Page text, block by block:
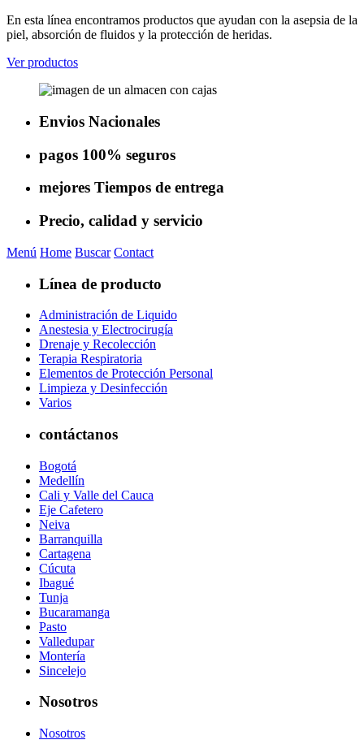
En esta línea encontramos productos que ayudan con la asepsia de la
piel, absorción de fluidos y la protección de heridas.
Ver productos
Envios Nacionales
pagos 100% seguros
mejores Tiempos de entrega
Precio, calidad y servicio
Menú Home Buscar Contact
Línea de producto
Administración de Liquido
Anestesia y Electrocirugía
Drenaje y Recolección
Terapia Respiratoria
Elementos de Protección Personal
Limpieza y Desinfección
Varios
contáctanos
Bogotá
Medellín
Cali y Valle del Cauca
Eje Cafetero
Neiva
Barranquilla
Cartagena
Cúcuta
Ibagué
Tunja
Bucaramanga
Pasto
Valledupar
Montería
Sincelejo
Nosotros
Nosotros